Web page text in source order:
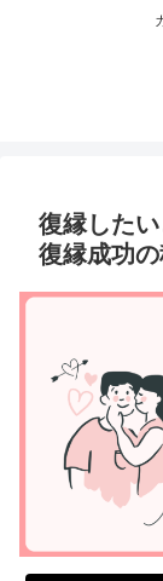
復縁した
復縁成功